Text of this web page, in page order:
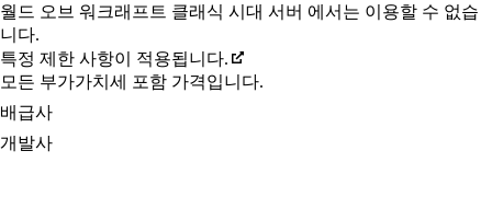
월드 오브 워크래프트 클래식 시대 서버 에서는 이용할 수 없습
니다.
특정 제한 사항이 적용됩니다.
모든 부가가치세 포함 가격입니다.
배급사
개발사